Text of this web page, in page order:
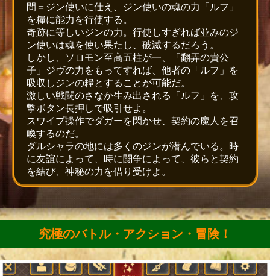
間＝ジン使いに仕え、ジン使いの魂の力「ルフ」
を糧に能力を行使する。
奇跡に等しいジンの力。行使しすぎれば並みのジ
ン使いは魂を使い果たし、破滅するだろう。
しかし、ソロモン至高五柱が一、「翻弄の貴公
子」ジヴの力をもってすれば、他者の「ルフ」を
吸収しジンの糧とすることが可能だ。
激しい戦闘のさなか生み出される「ルフ」を、攻
撃ボタン長押しで吸引せよ。
スワイプ操作でダガーを閃かせ、契約の魔人を召
喚するのだ。
ダルシャラの地には多くのジンが潜んでいる。時
に友誼によって、時に闘争によって、彼らと契約
を結び、神秘の力を借り受けよ。
究極のバトル・アクション・冒険！